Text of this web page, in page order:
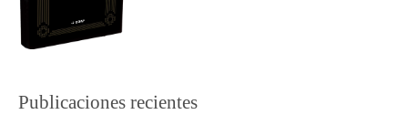
Publicaciones recientes